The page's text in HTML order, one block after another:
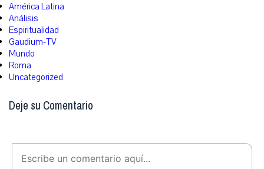
América Latina
Análisis
Espiritualidad
Gaudium-TV
Mundo
Roma
Uncategorized
Deje su Comentario